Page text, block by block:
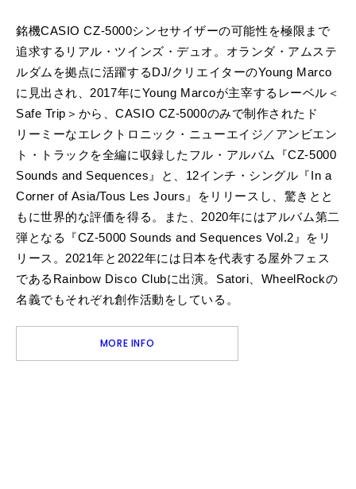
銘機CASIO CZ-5000シンセサイザーの可能性を極限まで
追求するリアル・ツインズ・デュオ。オランダ・アムステ
ルダムを拠点に活躍するDJ/クリエイターのYoung Marco
に見出され、2017年にYoung Marcoが主宰するレーベル＜
Safe Trip＞から、CASIO CZ-5000のみで制作されたド
リーミーなエレクトロニック・ニューエイジ／アンビエン
ト・トラックを全編に収録したフル・アルバム『CZ-5000
Sounds and Sequences』と、12インチ・シングル『In a
Corner of Asia/Tous Les Jours』をリリースし、驚きとと
もに世界的な評価を得る。また、2020年にはアルバム第二
弾となる『CZ-5000 Sounds and Sequences Vol.2』をリ
リース。2021年と2022年には日本を代表する屋外フェス
であるRainbow Disco Clubに出演。Satori、WheelRockの
名義でもそれぞれ創作活動をしている。
MORE INFO